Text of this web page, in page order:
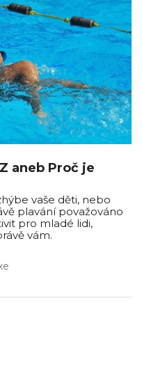
aneb Proč je
vaše děti, nebo
plavání považováno
pro mladé lidi,
vám.